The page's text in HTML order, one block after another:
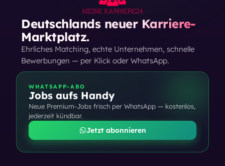
Deutschlands neuer Karriere-
Marktplatz.
Ehrliches Matching, echte Unternehmen, schnelle
Bewerbungen — per Klick oder WhatsApp.
WHATSAPP-ABO
Jobs aufs Handy
Neue Premium-Jobs frisch per WhatsApp — kostenlos,
jederzeit kündbar.
Jetzt abonnieren